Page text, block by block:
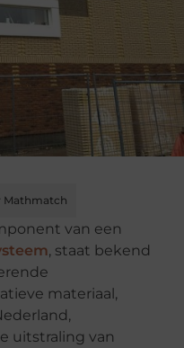
Mathmatch
van een
, staat bekend
materiaal,
uitstraling van